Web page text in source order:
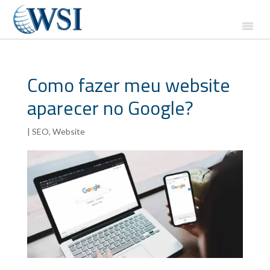
Como fazer meu website
aparecer no Google?
| SEO, Website